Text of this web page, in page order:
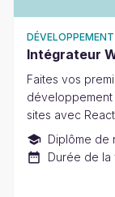
DÉVELOPPEMENT
Intégrateur
Faites vos
sites avec
Diplôme de
Durée de la